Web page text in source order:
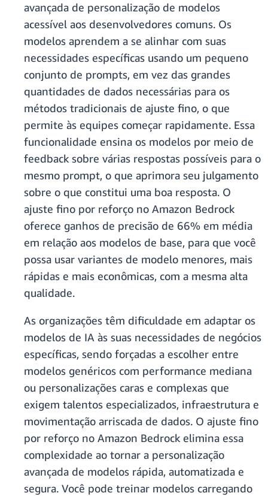
avançada de personalização de modelos
acessível aos desenvolvedores comuns. Os
modelos aprendem a se alinhar com suas
necessidades específicas usando um pequeno
conjunto de prompts, em vez das grandes
quantidades de dados necessárias para os
métodos tradicionais de ajuste fino, o que
permite às equipes começar rapidamente. Essa
funcionalidade ensina os modelos por meio de
feedback sobre várias respostas possíveis para o
mesmo prompt, o que aprimora seu julgamento
sobre o que constitui uma boa resposta. O
ajuste fino por reforço no Amazon Bedrock
oferece ganhos de precisão de 66% em média
em relação aos modelos de base, para que você
possa usar variantes de modelo menores, mais
rápidas e mais econômicas, com a mesma alta
qualidade.
As organizações têm dificuldade em adaptar os
modelos de IA às suas necessidades de negócios
específicas, sendo forçadas a escolher entre
modelos genéricos com performance mediana
ou personalizações caras e complexas que
exigem talentos especializados, infraestrutura e
movimentação arriscada de dados. O ajuste fino
por reforço no Amazon Bedrock elimina essa
complexidade ao tornar a personalização
avançada de modelos rápida, automatizada e
segura. Você pode treinar modelos carregando